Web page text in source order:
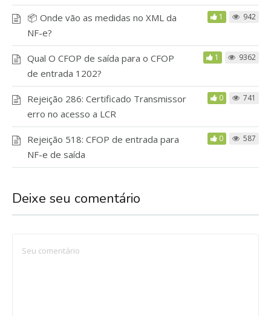
📦 Onde vão as medidas no XML da
NF-e?
1 942
Qual O CFOP de saída para o CFOP
de entrada 1202?
1 9362
Rejeição 286: Certificado Transmissor
erro no acesso a LCR
0 741
Rejeição 518: CFOP de entrada para
NF-e de saída
0 587
Deixe seu comentário